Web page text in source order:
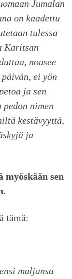
Jumalan
on kaadettu
tulessa
Karitsan
nousee
ei yön
ja sen
nimen
kestävyyttä,
ja
myöskään sen
tämä:
maljansa